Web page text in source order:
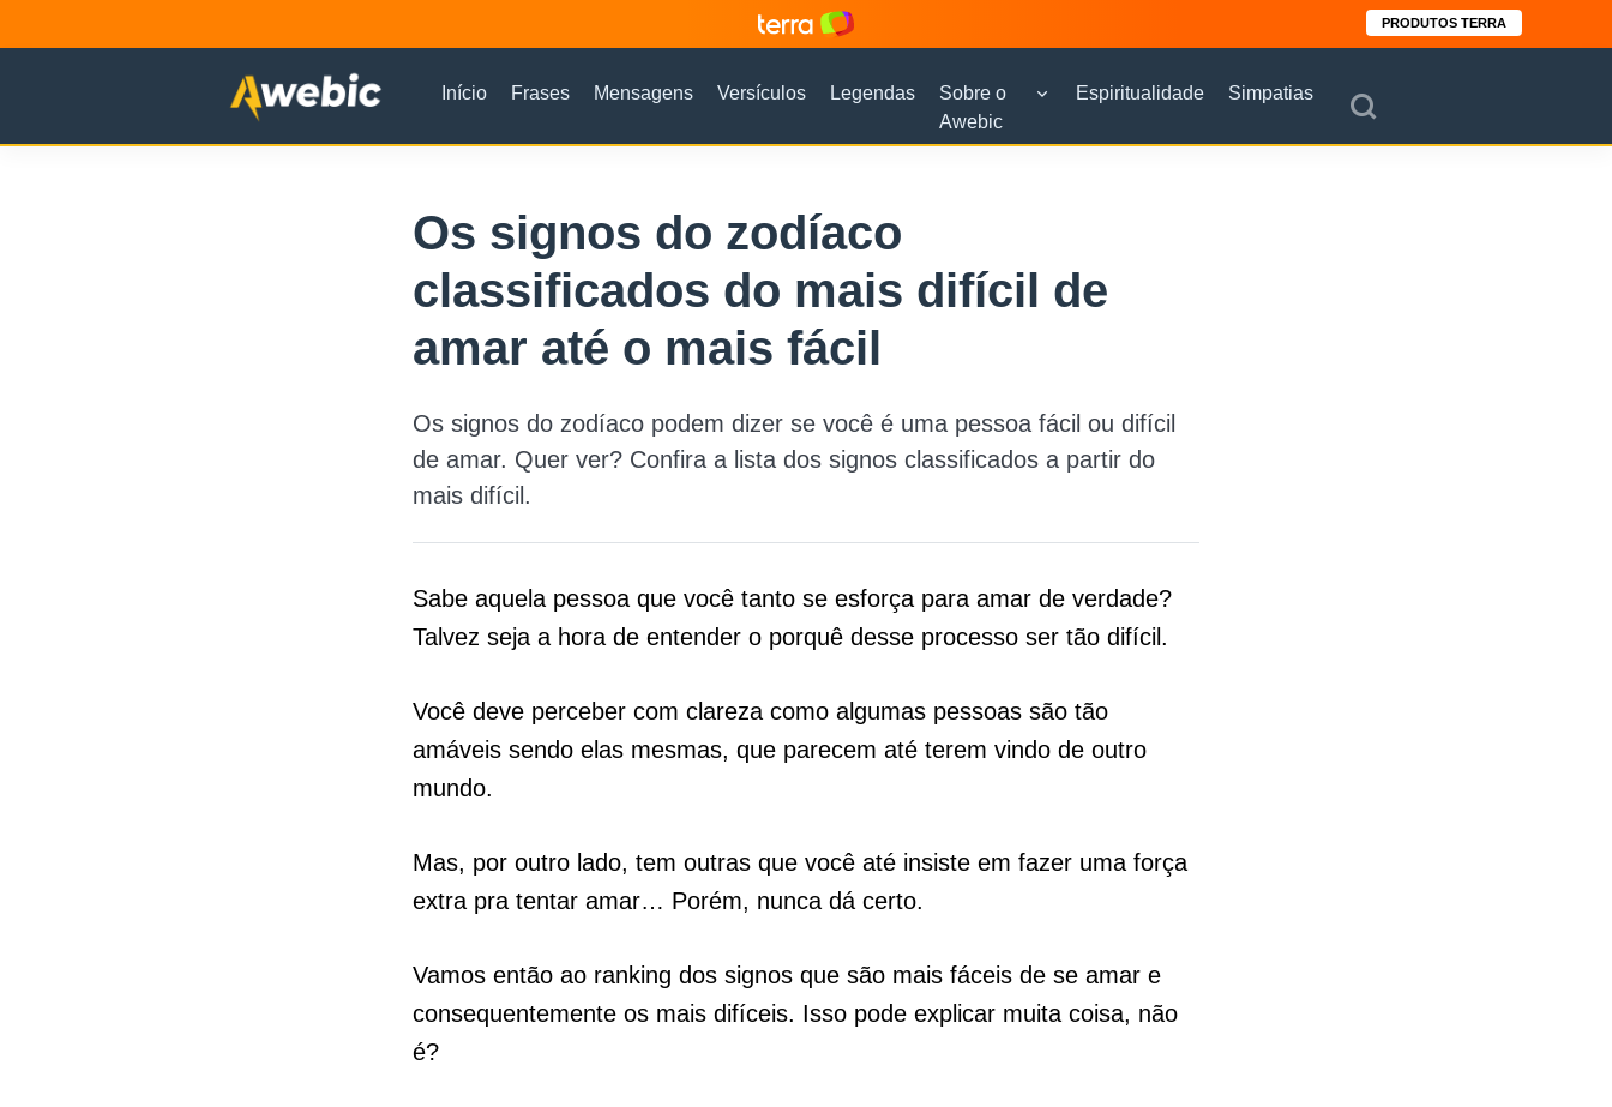
PRODUTOS TERRA
Início Frases Mensagens Versículos Legendas
Sobre o
Awebic
Espiritualidade Simpatias
Os signos do zodíaco
classificados do mais difícil de
amar até o mais fácil
Os signos do zodíaco podem dizer se você é uma pessoa fácil ou difícil
de amar. Quer ver? Confira a lista dos signos classificados a partir do
mais difícil.
Sabe aquela pessoa que você tanto se esforça para amar de verdade?
Talvez seja a hora de entender o porquê desse processo ser tão difícil.
Você deve perceber com clareza como algumas pessoas são tão
amáveis sendo elas mesmas, que parecem até terem vindo de outro
mundo.
Mas, por outro lado, tem outras que você até insiste em fazer uma força
extra pra tentar amar… Porém, nunca dá certo.
Vamos então ao ranking dos signos que são mais fáceis de se amar e
consequentemente os mais difíceis. Isso pode explicar muita coisa, não
é?